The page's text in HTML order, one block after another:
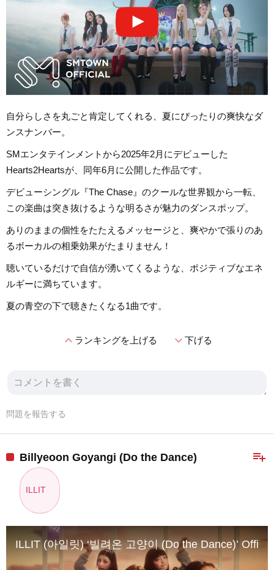
自分らしさを丸ごと肯定してくれる、夏にぴったりの爽快なダ
ンスナンバー。
SMエンタテインメントから2025年2月にデビューした
Hearts2Heartsが、同年6月に公開した作品です。
デビューシングル『The Chase』のクールな世界観から一転、
この楽曲は突き抜けるような明るさが魅力のダンスポップ。
ありのままの個性をたたえるメッセージと、爽やかで張りのあ
るボーカルの相乗効果がたまりません！
聴いているだけで自信が湧いてくるような、ポジティブなエネ
ルギーに満ちています。
夏の青空の下で聴きたくなる1曲です。
expand_lessランキングを上げる expand_more下げる
問題を報告する
playlist_add
Billyeoon Goyangi (Do the Dance)
ILLIT
ILLIT (아일릿) ‘빌려온 고양이 (Do the Dance)’